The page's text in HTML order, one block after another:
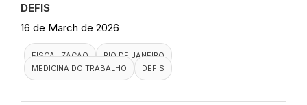
DEFIS
16 de March de 2026
FISCALIZACAO
RIO DE JANEIRO
MEDICINA DO TRABALHO
DEFIS